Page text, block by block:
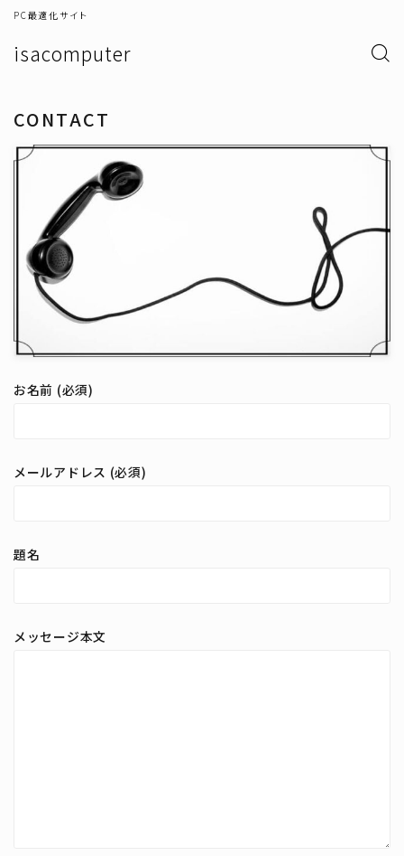
isacomputer
PC最適化サイト
CONTACT
お名前 (必須)
メールアドレス (必須)
題名
メッセージ本文